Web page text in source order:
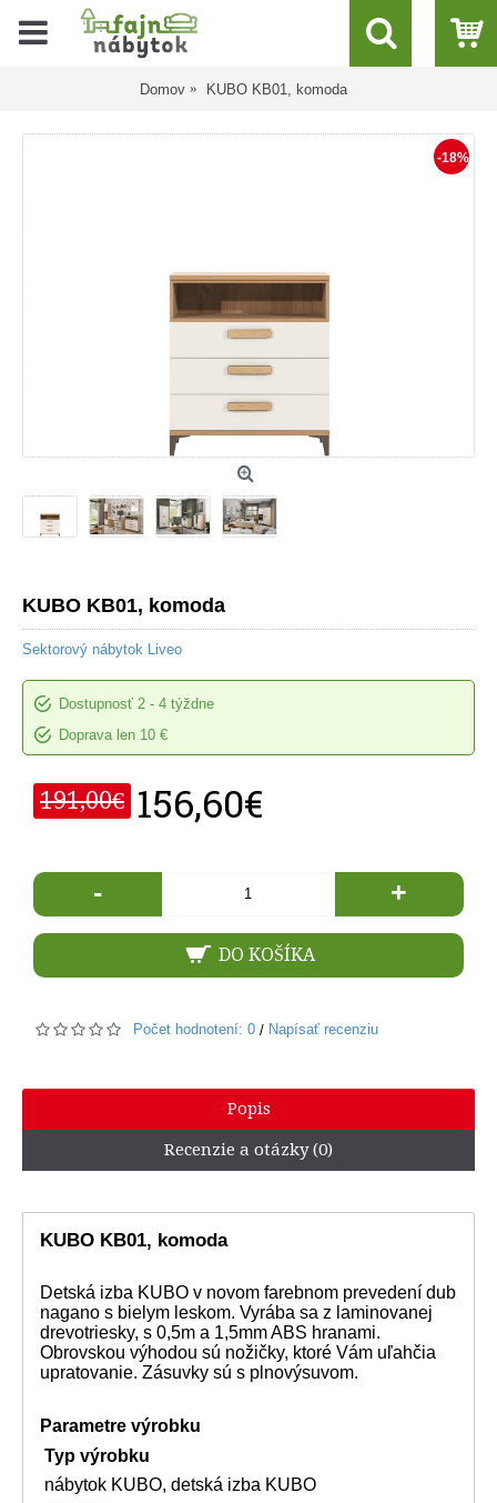
Domov KUBO KB01, komoda
-18%
KUBO KB01, komoda
Sektorový nábytok Liveo
Dostupnosť 2 - 4 týždne
Doprava len 10 €
191,00€ 156,60€
- +
DO KOŠÍKA
Počet hodnotení: 0 / Napísať recenziu
Popis
Recenzie a otázky (0)
KUBO KB01, komoda
Detská izba KUBO v novom farebnom prevedení dub
nagano s bielym leskom. Vyrába sa z laminovanej
drevotriesky, s 0,5m a 1,5mm ABS hranami.
Obrovskou výhodou sú nožičky, ktoré Vám uľahčia
upratovanie. Zásuvky sú s plnovýsuvom.
Parametre výrobku
Typ výrobku
nábytok KUBO, detská izba KUBO